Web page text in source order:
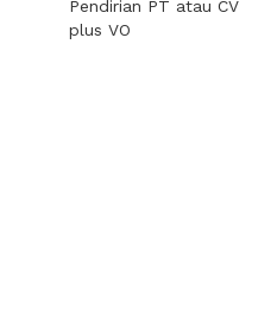
Pendirian PT atau CV
plus VO